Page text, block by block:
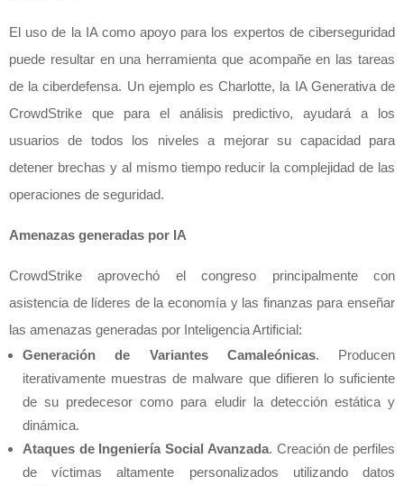
El uso de la IA como apoyo para los expertos de ciberseguridad
puede resultar en una herramienta que acompañe en las tareas
de la ciberdefensa. Un ejemplo es Charlotte, la IA Generativa de
CrowdStrike que para el análisis predictivo, ayudará a los
usuarios de todos los niveles a mejorar su capacidad para
detener brechas y al mismo tiempo reducir la complejidad de las
operaciones de seguridad.
Amenazas generadas por IA
CrowdStrike aprovechó el congreso principalmente con
asistencia de líderes de la economía y las finanzas para enseñar
las amenazas generadas por Inteligencia Artificial:
Generación de Variantes Camaleónicas. Producen
iterativamente muestras de malware que difieren lo suficiente
de su predecesor como para eludir la detección estática y
dinámica.
Ataques de Ingeniería Social Avanzada. Creación de perfiles
de víctimas altamente personalizados utilizando datos